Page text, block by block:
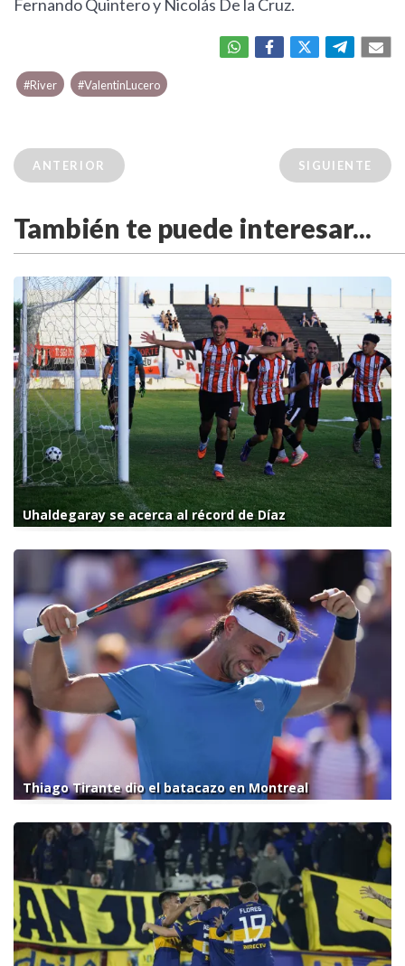
Fernando Quintero y Nicolás De la Cruz.
#River #ValentinLucero
ANTERIOR SIGUIENTE
También te puede interesar...
Uhaldegaray se acerca al récord de Díaz
Thiago Tirante dio el batacazo en Montreal